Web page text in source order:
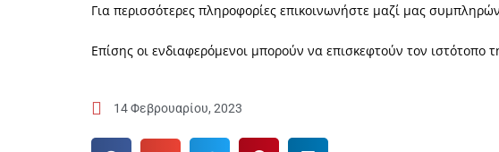
Για περισσότερες πληροφορίες επικοινωνήστε μαζί μας
Επίσης οι ενδιαφερόμενοι μπορούν να επισκεφτούν τον ιστότοπο
14 Φεβρουαρίου, 2023